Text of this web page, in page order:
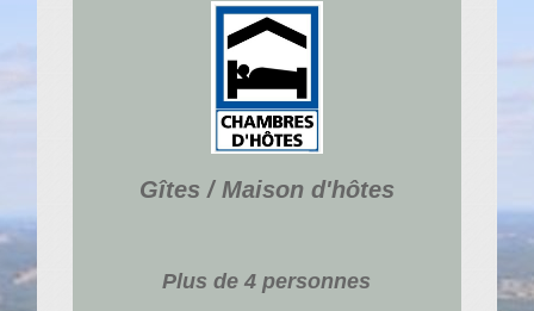
Gîtes / Maison d'hôtes
Plus de 4 personnes